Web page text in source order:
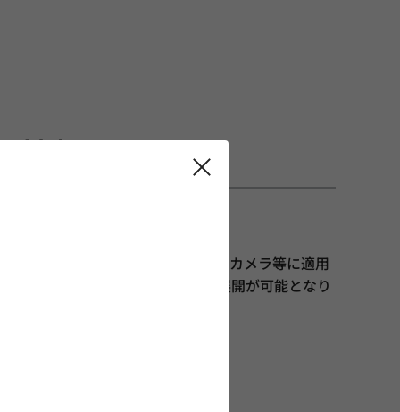
対応
を実現しました。
インフォテイメント系や駐車支援カメラ等に適用
い、各種アプリケーションへの展開が可能となり